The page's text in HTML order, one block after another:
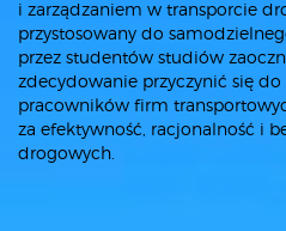
i zarządzaniem w transporcie
przystosowany do
przez studentów studiów
zdecydowanie przyczynić się do
pracowników firm
za efektywność, racjonalność i
drogowych.